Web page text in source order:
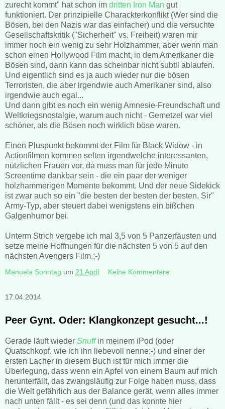
zurecht kommt" hat schon im dritten Iron Man gut
funktioniert. Der prinzipielle Charackterkonflikt (Wer sind die
Bösen, bei den Nazis war das einfacher) und die versuchte
Gesellschaftskritik ("Sicherheit" vs. Freiheit) waren mir
immer noch ein wenig zu sehr Holzhammer, aber wenn man
schon einen Hollywood Film macht, in dem Amerikaner die
Bösen sind, dann kann das scheinbar nicht subtil ablaufen.
Und eigentlich sind es ja auch wieder nur die bösen
Terroristen, die aber irgendwie auch Amerikaner sind, also
irgendwie auch egal...
Und dann gibt es noch ein wenig Amnesie-Freundschaft und
Weltkriegsnostalgie, warum auch nicht - Gemetzel war viel
schöner, als die Bösen noch wirklich böse waren.
Einen Pluspunkt bekommt der Film für Black Widow - in
Actionfilmen kommen selten irgendwelche interessanten,
nützlichen Frauen vor, da muss man für jede Minute
Screentime dankbar sein - die ein paar der weniger
holzhammerigen Momente bekommt. Und der neue Sidekick
ist zwar auch so ein "die besten der besten der besten, Sir"
Army-Typ, aber steuert dabei wenigstens ein bißchen
Galgenhumor bei.
Unterm Strich vergebe ich mal 3,5 von 5 Panzerfäusten und
setze meine Hoffnungen für die nächsten 5 von 5 auf den
nächsten Avengers Film.;-)
Manuela Sonntag um 21 April Keine Kommentare:
17.04.2014
Peer Gynt. Oder: Klangkonzept gesucht...!
Gerade läuft wieder Snuffin meinem iPod (oder
Quatschkopf, wie ich ihn liebevoll nenne;-) und einer der
ersten Lacher in diesem Buch ist für mich immer die
Überlegung, dass wenn ein Apfel von einem Baum auf mich
herunterfällt, das zwangsläufig zur Folge haben muss, dass
die Welt gefährlich aus der Balance gerät, wenn alles immer
nach unten fällt - es sei denn (und das konnte hier